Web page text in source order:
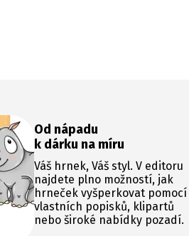
Od nápadu
k dárku na míru
Váš hrnek, Váš styl. V editoru
najdete plno možností, jak
hrneček vyšperkovat pomocí
vlastních popisků, klipartů
nebo široké nabídky pozadí.